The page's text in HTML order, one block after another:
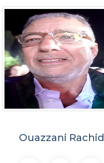
Ouazzani Rachid